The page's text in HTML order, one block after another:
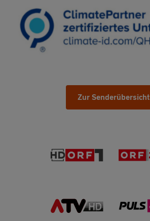
Zur Senderübersicht